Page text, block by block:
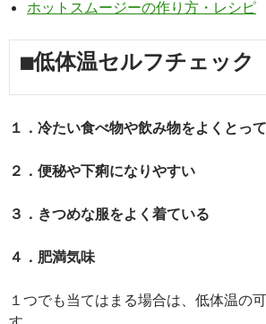
ホットスムージーの作り方・レシピ
■低体温セルフチェック
１．冷たい食べ物や飲み物をよくとっ
２．便秘や下痢になりやすい
３．きつめな服をよく着ている
４．肥満気味
１つでも当てはまる場合は、低体温の